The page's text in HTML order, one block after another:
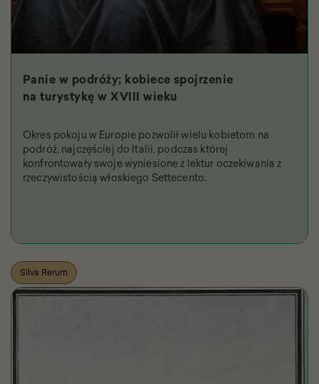
Panie w podróży; kobiece spojrzenie
na turystykę w XVIII wieku
Okres pokoju w Europie pozwolił wielu kobietom na
podróż, najczęściej do Italii, podczas której
konfrontowały swoje wyniesione z lektur oczekiwania z
rzeczywistością włoskiego Settecento.
Silva Rerum